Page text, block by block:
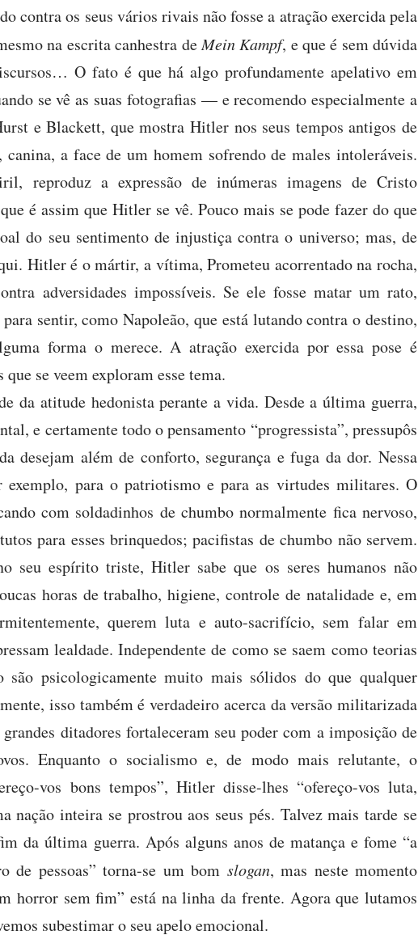
contra os seus vários rivais não fosse a atração exercida pela
na escrita canhestra deMein Kampf, e que é sem dúvida
O fato é que há algo profundamente apelativo em
se vê as suas fotografias — e recomendo especialmente a
e Blackett, que mostra Hitler nos seus tempos antigos de
a face de um homem sofrendo de males intoleráveis.
reproduz a expressão de inúmeras imagens de Cristo
é assim que Hitler se vê. Pouco mais se pode fazer do que
do seu sentimento de injustiça contra o universo; mas, de
Hitler é o mártir, a vítima, Prometeu acorrentado na rocha,
adversidades impossíveis. Se ele fosse matar um rato,
sentir, como Napoleão, que está lutando contra o destino,
forma o merece. A atração exercida por essa pose é
se veem exploram esse tema.
da atitude hedonista perante a vida. Desde a última guerra,
e certamente todo o pensamento “progressista”, pressupôs
desejam além de conforto, segurança e fuga da dor. Nessa
para o patriotismo e para as virtudes militares. O
com soldadinhos de chumbo normalmente fica nervoso,
para esses brinquedos; pacifistas de chumbo não servem.
seu espírito triste, Hitler sabe que os seres humanos não
horas de trabalho, higiene, controle de natalidade e, em
querem luta e auto-sacrifício, sem falar em
lealdade. Independente de como se saem como teorias
psicologicamente muito mais sólidos do que qualquer
isso também é verdadeiro acerca da versão militarizada
ditadores fortaleceram seu poder com a imposição de
Enquanto o socialismo e, de modo mais relutante, o
vos bons tempos”, Hitler disse-lhes “ofereço-vos luta,
nação inteira se prostrou aos seus pés. Talvez mais tarde se
da última guerra. Após alguns anos de matança e fome “a
de pessoas” torna-se um bom slogan, mas neste momento
horror sem fim” está na linha da frente. Agora que lutamos
subestimar o seu apelo emocional.